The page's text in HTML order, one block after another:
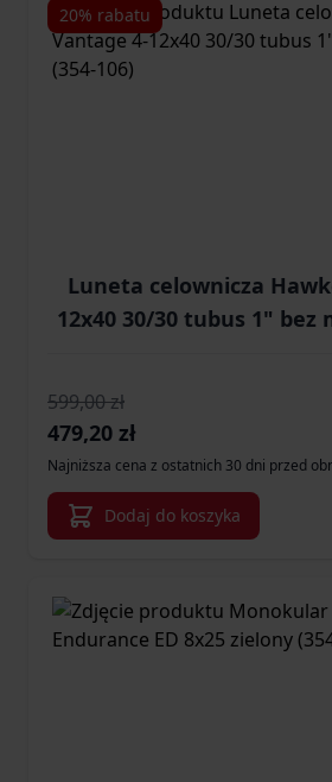
20% rabatu
Luneta celownicza
12x40 30/30 tubus 1" bez
599,00 zł
Cena promocyjna
479,20 zł
Najniższa cena z ostatnich 30 dni przed
Dodaj do koszyka